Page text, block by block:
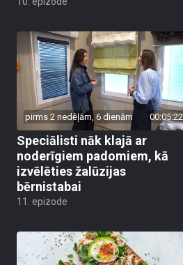
pirms 2 nedēļām, 6 dienām 00:05:22
Speciālisti nāk klajā ar
noderīgiem padomiem, kā
izvēlēties žalūzijas
bērnistabai
11. epizode